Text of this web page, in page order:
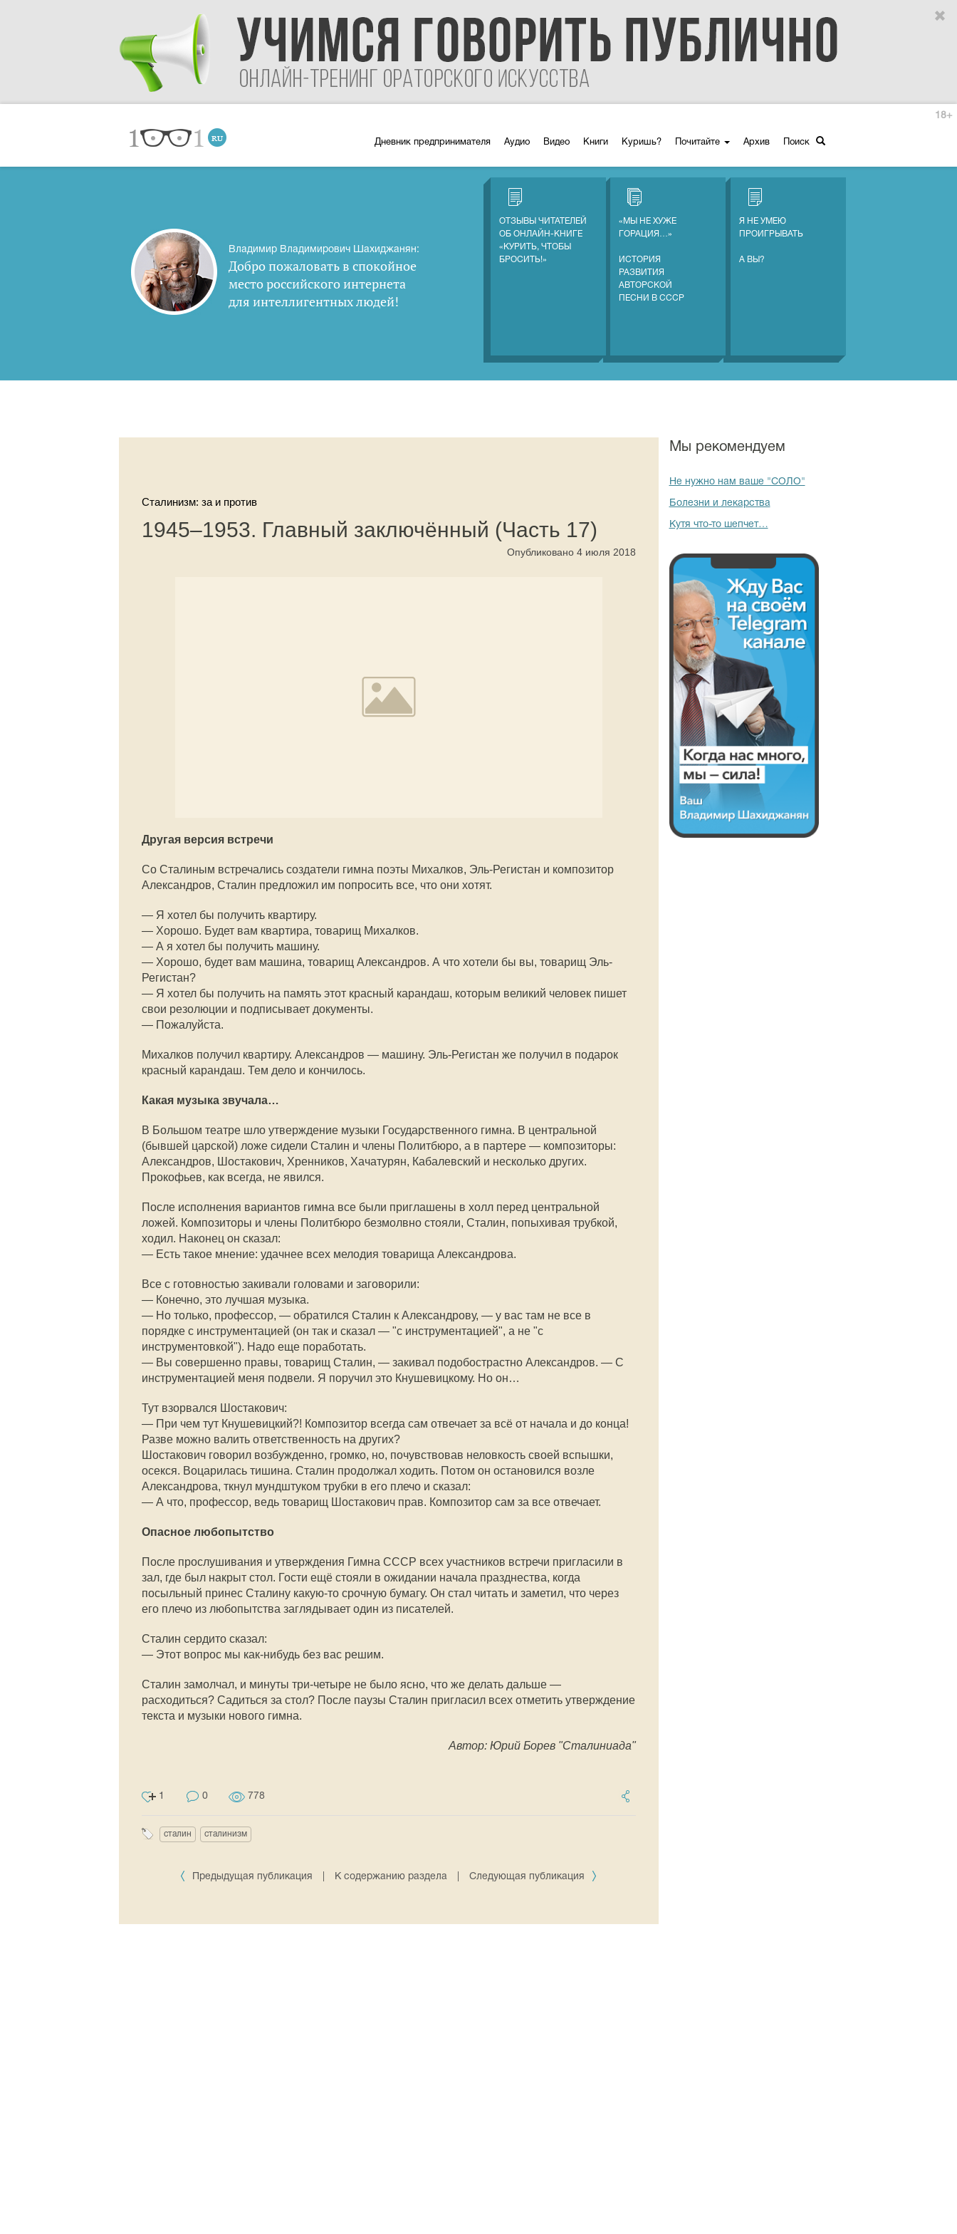
Дневник предпринимателя Аудио Видео Книги Куришь? Почитайте Архив Поиск
18+
Владимир Владимирович Шахиджанян:
Добро пожаловать в спокойное
место российского интернета
для интеллигентных людей!
ОТЗЫВЫ ЧИТАТЕЛЕЙ
ОБ ОНЛАЙН-КНИГЕ
«КУРИТЬ, ЧТОБЫ
БРОСИТЬ!»
«МЫ НЕ ХУЖЕ
ГОРАЦИЯ…»
ИСТОРИЯ
РАЗВИТИЯ
АВТОРСКОЙ
ПЕСНИ В СССР
Я НЕ УМЕЮ
ПРОИГРЫВАТЬ
А ВЫ?
Сталинизм: за и против
1945–1953. Главный заключённый (Часть 17)
Опубликовано 4 июля 2018
Другая версия встречи
Со Сталиным встречались создатели гимна поэты Михалков, Эль-Регистан и композитор
Александров, Сталин предложил им попросить все, что они хотят.
— Я хотел бы получить квартиру.
— Хорошо. Будет вам квартира, товарищ Михалков.
— А я хотел бы получить машину.
— Хорошо, будет вам машина, товарищ Александров. А что хотели бы вы, товарищ Эль-
Регистан?
— Я хотел бы получить на память этот красный карандаш, которым великий человек пишет
свои резолюции и подписывает документы.
— Пожалуйста.
Михалков получил квартиру. Александров — машину. Эль-Регистан же получил в подарок
красный карандаш. Тем дело и кончилось.
Какая музыка звучала…
В Большом театре шло утверждение музыки Государственного гимна. В центральной
(бывшей царской) ложе сидели Сталин и члены Политбюро, а в партере — композиторы:
Александров, Шостакович, Хренников, Хачатурян, Кабалевский и несколько других.
Прокофьев, как всегда, не явился.
После исполнения вариантов гимна все были приглашены в холл перед центральной
ложей. Композиторы и члены Политбюро безмолвно стояли, Сталин, попыхивая трубкой,
ходил. Наконец он сказал:
— Есть такое мнение: удачнее всех мелодия товарища Александрова.
Все с готовностью закивали головами и заговорили:
— Конечно, это лучшая музыка.
— Но только, профессор, — обратился Сталин к Александрову, — у вас там не все в
порядке с инструментацией (он так и сказал — "с инструментацией", а не "с
инструментовкой"). Надо еще поработать.
— Вы совершенно правы, товарищ Сталин, — закивал подобострастно Александров. — С
инструментацией меня подвели. Я поручил это Кнушевицкому. Но он…
Тут взорвался Шостакович:
— При чем тут Кнушевицкий?! Композитор всегда сам отвечает за всё от начала и до конца!
Разве можно валить ответственность на других?
Шостакович говорил возбужденно, громко, но, почувствовав неловкость своей вспышки,
осекся. Воцарилась тишина. Сталин продолжал ходить. Потом он остановился возле
Александрова, ткнул мундштуком трубки в его плечо и сказал:
— А что, профессор, ведь товарищ Шостакович прав. Композитор сам за все отвечает.
Опасное любопытство
После прослушивания и утверждения Гимна СССР всех участников встречи пригласили в
зал, где был накрыт стол. Гости ещё стояли в ожидании начала празднества, когда
посыльный принес Сталину какую-то срочную бумагу. Он стал читать и заметил, что через
его плечо из любопытства заглядывает один из писателей.
Сталин сердито сказал:
— Этот вопрос мы как-нибудь без вас решим.
Сталин замолчал, и минуты три-четыре не было ясно, что же делать дальше —
расходиться? Садиться за стол? После паузы Сталин пригласил всех отметить утверждение
текста и музыки нового гимна.
Автор: Юрий Борев "Сталиниада"
1 0 778
сталин сталинизм
Предыдущая публикация К содержанию раздела Следующая публикация
Мы рекомендуем
Не нужно нам ваше "СОЛО"
Болезни и лекарства
Кутя что-то шепчет…